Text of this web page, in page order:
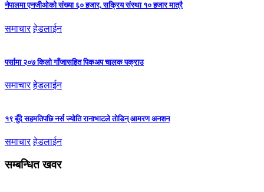
नेपालमा एनजीओको संख्या ६० हजार, सक्रिय संस्था १० हजार मात्रै
समाचार हेडलाईन
पर्सामा २०७ किलो गाँजासहित पिकअप चालक पक्राउ
समाचार हेडलाईन
१९ बुँदे सहमतिपछि नर्स ज्योति रानाभाटले तोडिन् आमरण अनशन
समाचार हेडलाईन
सम्बन्धित खवर